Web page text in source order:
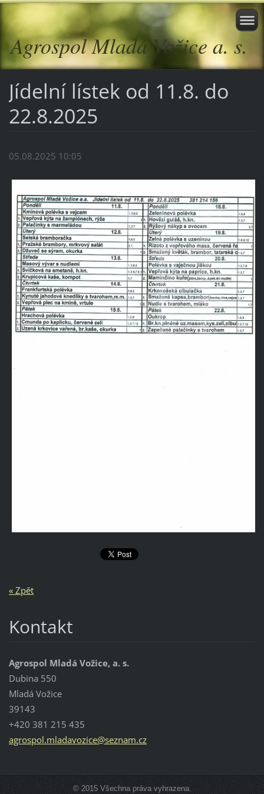
Agrospol Mladá Vožice a. s.
Jídelní lístek od 11.8. do
22.8.2025
05.08.2025 10:05
« Zpět
Kontakt
Agrospol Mladá Vožice, a. s.
Dubina 550
Mladá Vožice
39143
+420 381 215 435
agrospol.mladavozice@seznam.cz
© 2015 Všechna práva vyhrazena.